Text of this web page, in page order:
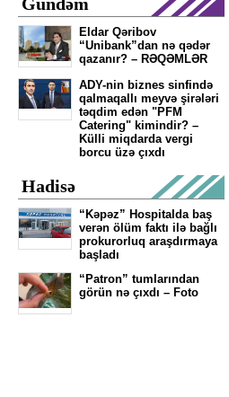
Eldar Qəribov
“Unibank”dan nə qədər
qazanır? – RƏQƏMLƏR
ADY-nin biznes sinfində
qalmaqallı meyvə şirələri
təqdim edən "PFM
Catering" kimindir? –
Külli miqdarda vergi
borcu üzə çıxdı
Hadisə
“Kəpəz” Hospitalda baş
verən ölüm faktı ilə bağlı
prokurorluq araşdırmaya
başladı
“Patron” tumlarından
görün nə çıxdı – Foto